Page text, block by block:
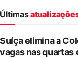
Últimas
Suíça elimina a
vagas nas quartas